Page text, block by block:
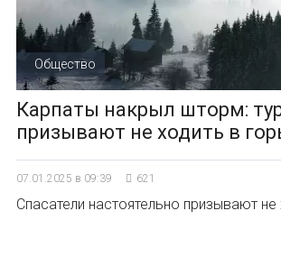
Общество
Карпаты накрыл шторм:
призывают не ходить в
07.01.2025 в 09:39 621
Спасатели настоятельно призывают